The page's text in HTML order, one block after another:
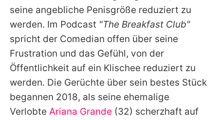
Alle Themen auf Promiflash
Jobs
App runterladen
Team
Redaktionelle Richtlinien
Impressum
seine angebliche Penisgröße reduziert zu
werden. Im Podcast "The Breakfast Club"
spricht der Comedian offen über seine
Frustration und das Gefühl, von der
Öffentlichkeit auf ein Klischee reduziert zu
werden. Die Gerüchte über sein bestes Stück
begannen 2018, als seine ehemalige
Verlobte Ariana Grande (32) scherzhaft auf